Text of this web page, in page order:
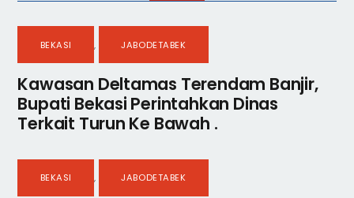
BEKASI , JABODETABEK
Kawasan Deltamas Terendam Banjir,
Bupati Bekasi Perintahkan Dinas
Terkait Turun Ke Bawah .
BEKASI , JABODETABEK